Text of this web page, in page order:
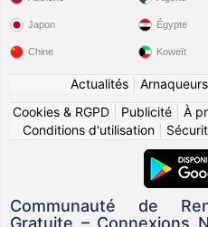
Japon
Chine
Égypte
Koweït
Actualités| Arnaqueurs
Cookies & RGPD
Publicité À
Conditions d'utilisation|
Communauté de
Gratuite – Connexions